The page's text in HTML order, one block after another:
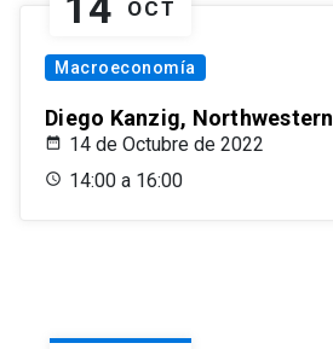
OCT
Macroeconomía
Diego Kanzig, Northwestern
14 de Octubre de 2022
14:00 a 16:00